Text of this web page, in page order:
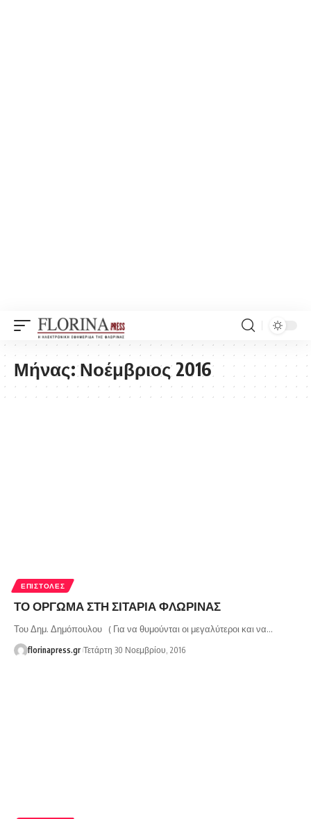
Μήνας:Νοέμβριος 2016
ΕΠΙΣΤΟΛΈΣ
ΤΟ ΟΡΓΩΜΑ ΣΤΗ ΣΙΤΑΡΙΑ ΦΛΩΡΙΝΑΣ
Του Δημ. Δημόπουλου ( Για να θυμούνται οι μεγαλύτεροι και να…
florinapress.gr Τετάρτη 30 Νοεμβρίου, 2016